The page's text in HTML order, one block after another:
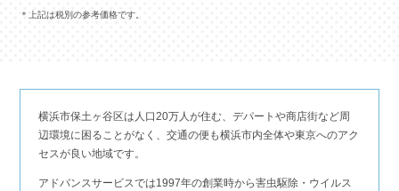
＊上記は税別の参考価格です。
横浜市保土ヶ谷区は人口20万人が住む、デパートや商店街など周
辺環境に困ることがなく、交通の便も横浜市内全体や東京へのアク
セスが良い地域です。
アドバンスサービスでは1997年の創業時から害虫駆除・ウイルス